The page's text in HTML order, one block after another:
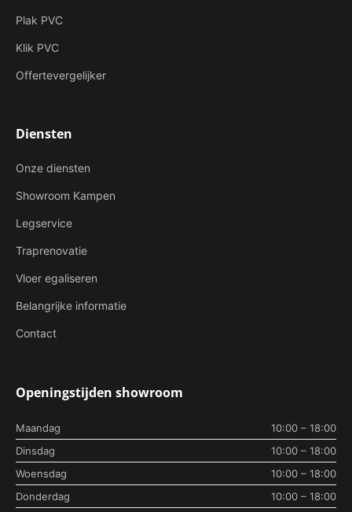
Plak PVC
Klik PVC
Offertevergelijker
Diensten
Onze diensten
Showroom Kampen
Legservice
Traprenovatie
Vloer egaliseren
Belangrijke informatie
Contact
Openingstijden showroom
Maandag
10:00 – 18:00
Dinsdag
10:00 – 18:00
Woensdag
10:00 – 18:00
Donderdag
10:00 – 18:00